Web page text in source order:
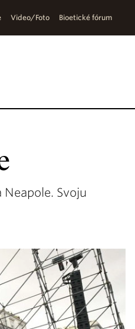
Video/Foto Bioetické fórum
Svoju